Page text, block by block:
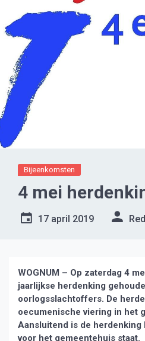
Bijeenkomsten
4 mei
17 april 2019
WOGNUM – Op zaterdag 4
jaarlijkse herdenking
oorlogsslachtoffers. De
oecumenische viering in het
Aansluitend is de herdenking
voor het gemeentehuis staat.